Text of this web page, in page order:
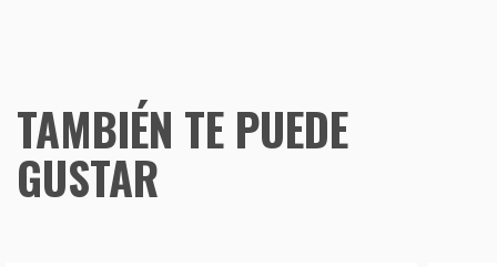
TAMBIÉN TE PUEDE
GUSTAR